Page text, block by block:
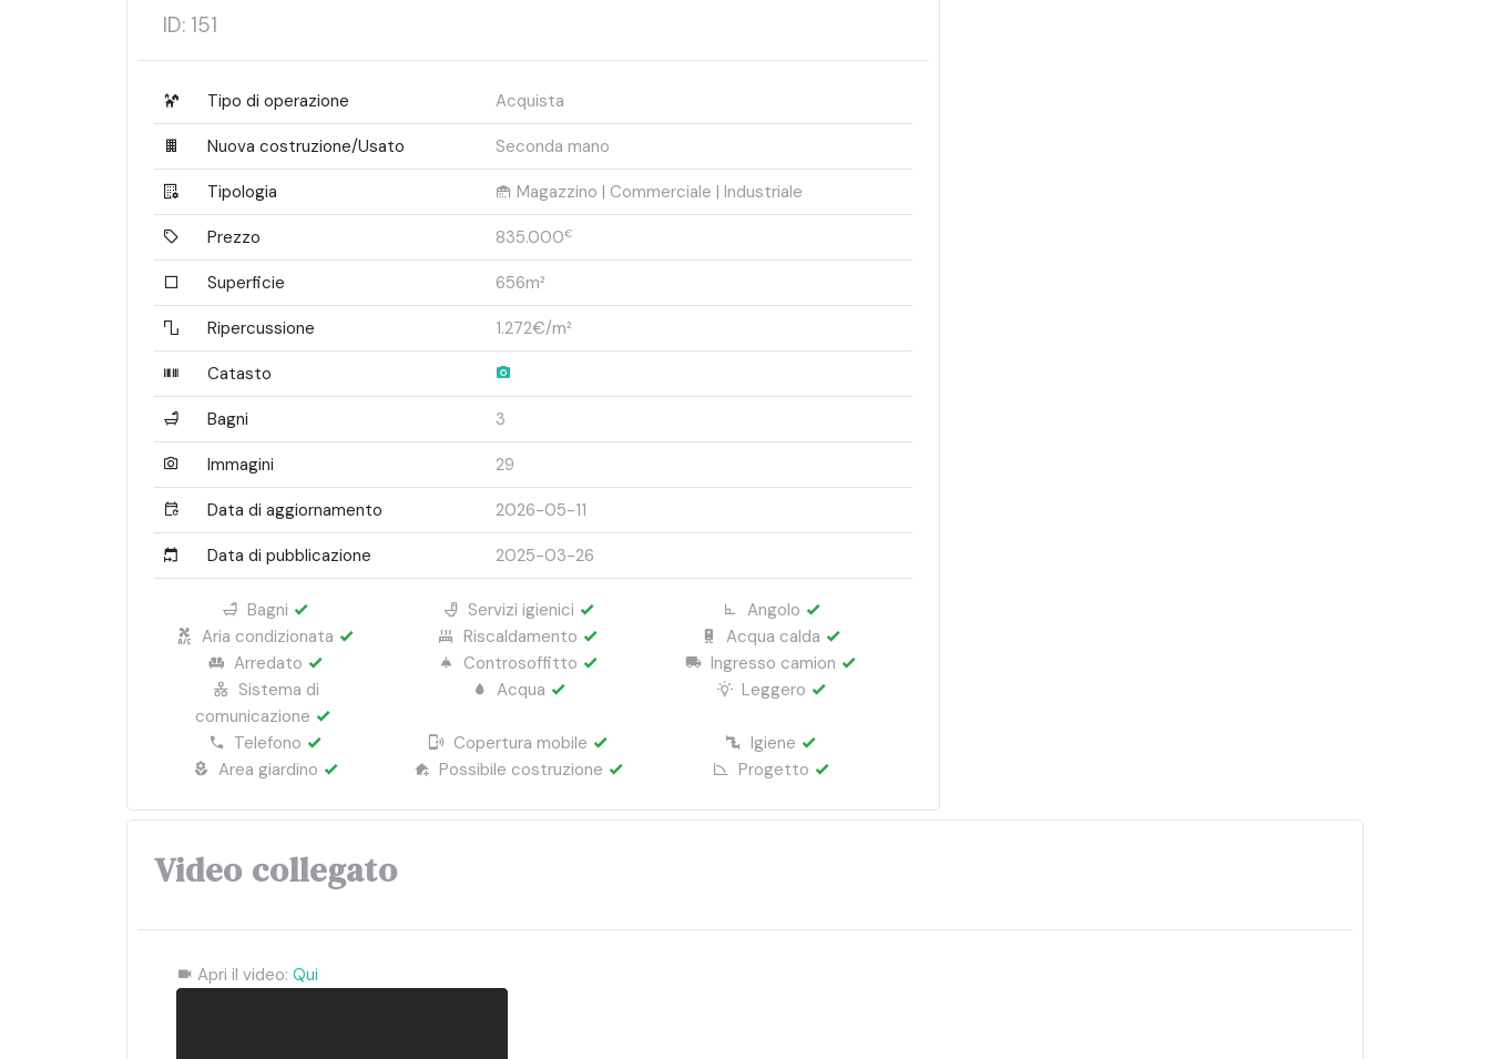
ID: 151
Tipo di operazione Acquista
Nuova costruzione/Usato Seconda mano
Tipologia Magazzino | Commerciale | Industriale
Prezzo 835.000€
Superficie 656m²
Ripercussione 1.272€/m²
Catasto
Bagni 3
Immagini 29
Data di aggiornamento 2026-05-11
Data di pubblicazione 2025-03-26
Bagni Servizi igienici
Angolo
Aria condizionata
Riscaldamento
Acqua calda
Arredato
Controsoffitto
Ingresso camion
Sistema di
comunicazione
Acqua Leggero
Telefono Copertura mobile
Igiene
Area giardino
Possibile costruzione Progetto
Video collegato
Apri il video: Qui